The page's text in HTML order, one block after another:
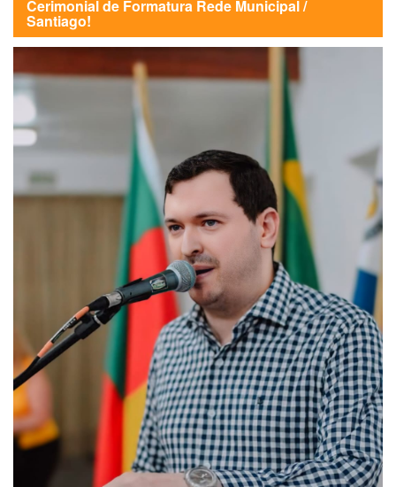
Cerimonial de Formatura Rede Municipal /
Santiago!